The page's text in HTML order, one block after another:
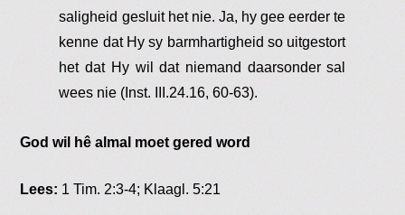
saligheid gesluit het nie. Ja, hy gee eerder te
kenne dat Hy sy barmhartigheid so uitgestort
het dat Hy wil dat niemand daarsonder sal
wees nie (Inst. III.24.16, 60-63).
God wil hê almal moet gered word
Lees: 1 Tim. 2:3-4; Klaagl. 5:21